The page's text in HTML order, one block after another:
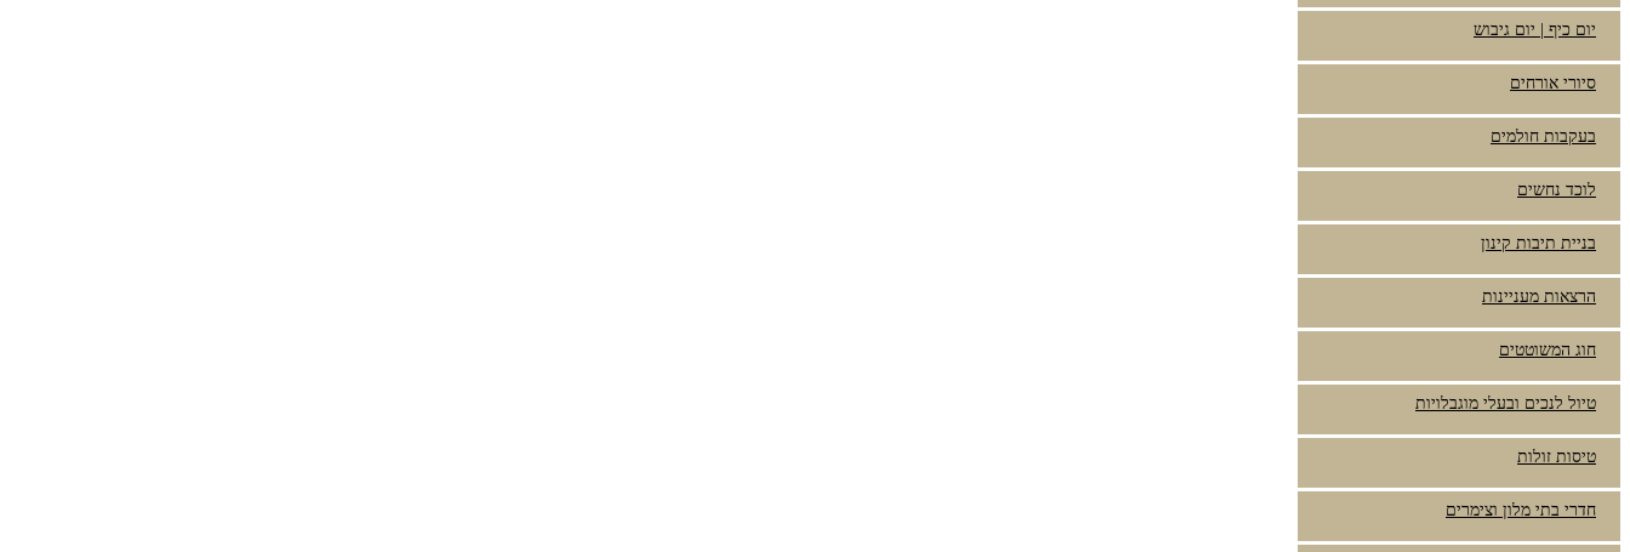
יום כיף | יום גיבוש
סיורי אורחים
בעקבות חולמים
לוכד נחשים
בניית תיבות קינון
הרצאות מעניינות
חוג המשוטטים
טיול לנכים ובעלי מוגבלויות
טיסות זולות
חדרי בתי מלון וצימרים